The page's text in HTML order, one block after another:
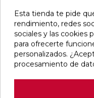
bombas de calor o
en diferentes medidas,
hasta 3272 W. Incluye
el mismo color del
disponibles, incluyendo
con varias
Esta tienda te pide
rendimiento, redes
sociales y las cookies
para ofrecerte
personalizados.
procesamiento de